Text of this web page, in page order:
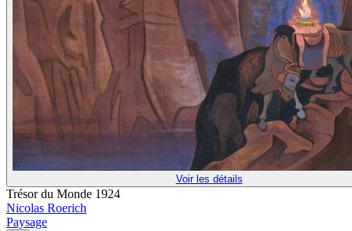
Voir les détails
Trésor du Monde 1924
Nicolas Roerich
Paysage